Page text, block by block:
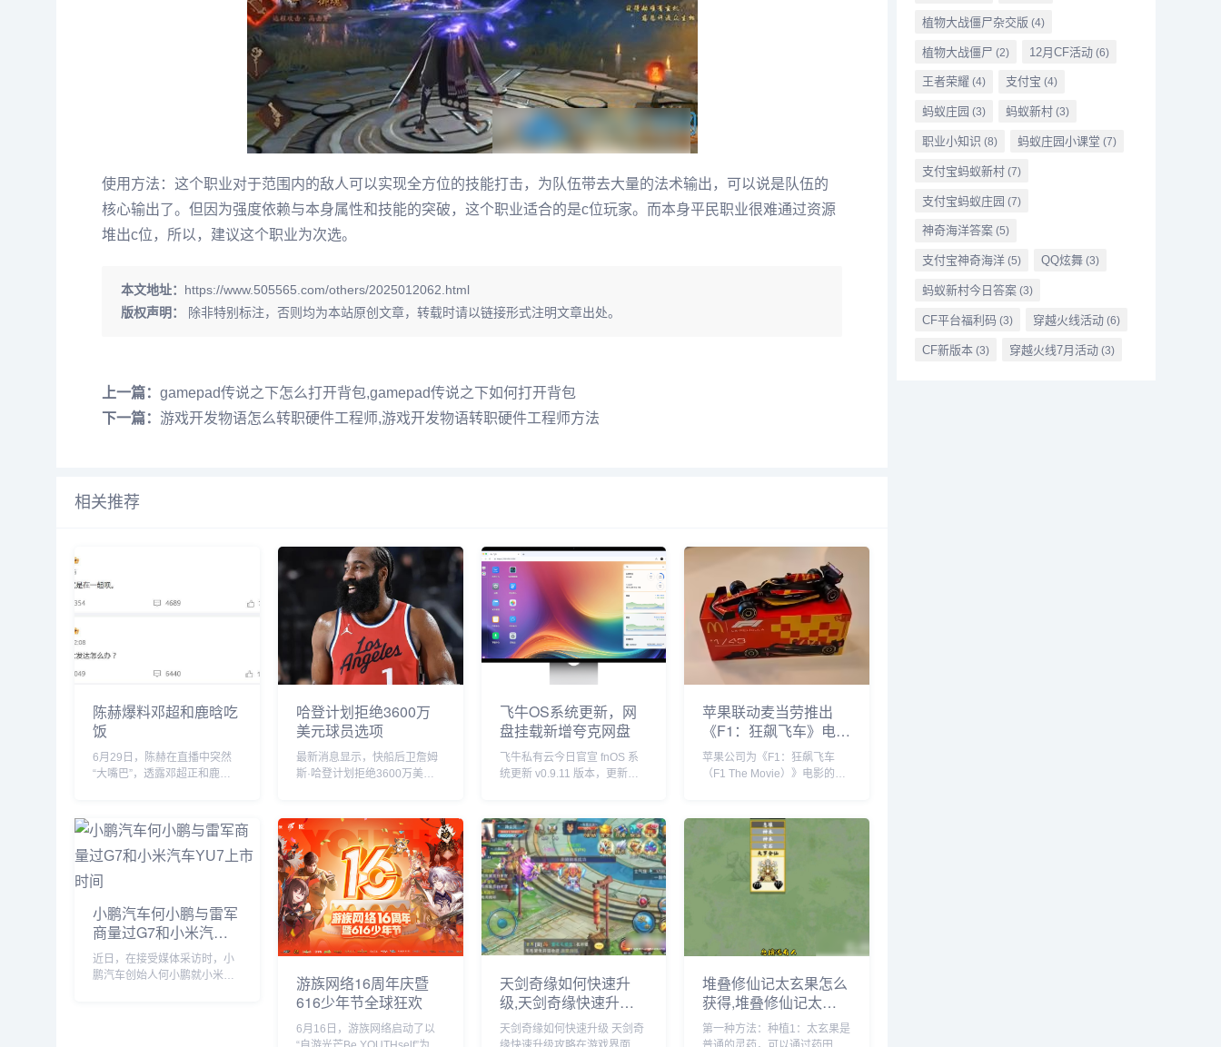
使用方法：这个职业对于范围内的敌人可以实现全方位的技能打击，为队伍带去大量的法术输出，可以说是队伍的
核心输出了。但因为强度依赖与本身属性和技能的突破，这个职业适合的是c位玩家。而本身平民职业很难通过资源
堆出c位，所以，建议这个职业为次选。
本文地址： https://www.505565.com/others/2025012062.html
版权声明：
除非特别标注，否则均为本站原创文章，转载时请以链接形式注明文章出处。
上一篇： gamepad传说之下怎么打开背包,gamepad传说之下如何打开背包
下一篇： 游戏开发物语怎么转职硬件工程师,游戏开发物语转职硬件工程师方法
相关推荐
陈赫爆料邓超和鹿晗吃
饭
6月29日，陈赫在直播中突然
“大嘴巴”，透露邓超正和鹿晗
要直播自己也去吃饭了”。没想
到，当天邓超就在微博发文回
应：“反正就是在一起呗”，配
文简短却...
哈登计划拒绝3600万
美元球员选项
最新消息显示，快船后卫詹姆
斯·哈登计划拒绝3600万美元
飞牛OS系统更新，网
盘挂载新增夸克网盘
飞牛私有云今日官宣 fnOS 系
统更新 v0.9.11 版本，更新内
偏好”设置、优化硬盘类型
（HDD、SSD）的识别等。飞
牛 f...
苹果联动麦当劳推出
《F1：狂飙飞车》电影
套餐
苹果公司为《F1：狂飙飞车
（F1 The Movie）》电影的全
了趣味合作，粉丝们可以购买
F1 主题套餐，并把独家定制的
迷你赛车带回家。...
小鹏汽车何小鹏与雷军
商量过G7和小米汽车
YU7上市时间
近日，在接受媒体采访时，小
鹏汽车创始人何小鹏就小米
游族网络16周年庆暨
616少年节全球狂欢
6月16日，游族网络启动了以
天剑奇缘如何快速升
级,天剑奇缘快速升级
攻略
天剑奇缘如何快速升级 天剑奇
堆叠修仙记太玄果怎么
获得,堆叠修仙记太玄
果获得方法
第一种方法：种植1：太玄果是
植物大战僵尸杂交版 (4)
植物大战僵尸 (2) 12月CF活动(6)
王者荣耀 (4) 支付宝 (4)
蚂蚁庄园 (3) 蚂蚁新村(3)
职业小知识 (8) 蚂蚁庄园小课堂 (7)
支付宝蚂蚁新村(7)
支付宝蚂蚁庄园 (7)
神奇海洋答案(5)
支付宝神奇海洋(5) QQ炫舞(3)
蚂蚁新村今日答案(3)
CF平台福利码 (3) 穿越火线活动(6)
CF新版本(3) 穿越火线7月活动(3)